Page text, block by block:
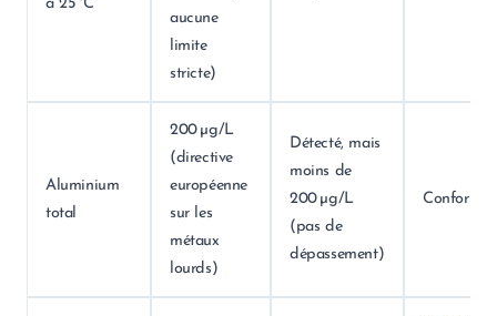
à 25 °C
aucune
limite
stricte)
Aluminium
total
200 µg/L
(directive
européenne
sur les
métaux
lourds)
Détecté, mais
moins de
200 µg/L
(pas de
dépassement)
Conforme